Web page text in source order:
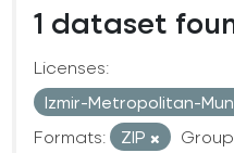
1 dataset
Licenses:
Izmir-Metropolitan-
Formats:
ZIP